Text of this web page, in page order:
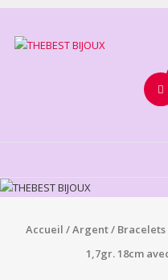
Aller
contenu
Accueil /Argent/ Bracelets
1,7gr. 18cm